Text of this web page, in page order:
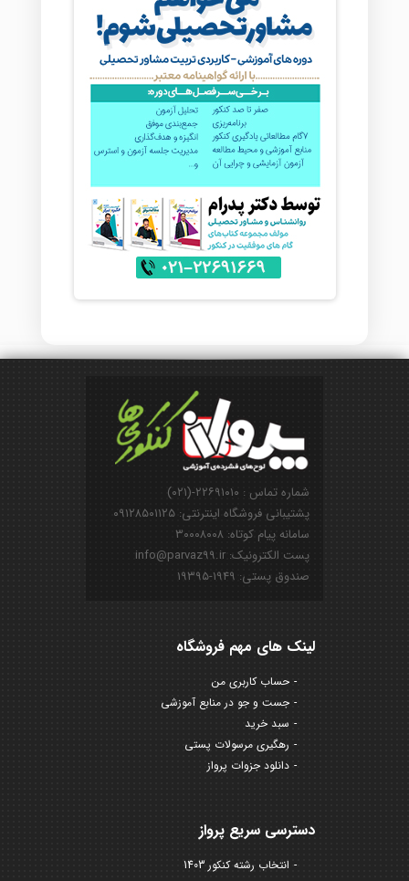
شماره تماس : ۲۲۶۹۱۰۱۰-(۰۲۱)
پشتیبانی فروشگاه اینترنتی: ۰۹۱۲۸۵۰۱۱۲۵
سامانه پیام کوتاه: ۳۰۰۰۸۰۰۸
پست الکترونیک: info@parvaz99.ir
صندوق پستی: ۱۹۴۹-۱۹۳۹۵
لینک های مهم فروشگاه
حساب کاربری من
جست و جو در منابع آموزشی
سبد خرید
رهگیری مرسولات پستی
دانلود جزوات پرواز
دسترسی سریع پرواز
انتخاب رشته کنکور 1403